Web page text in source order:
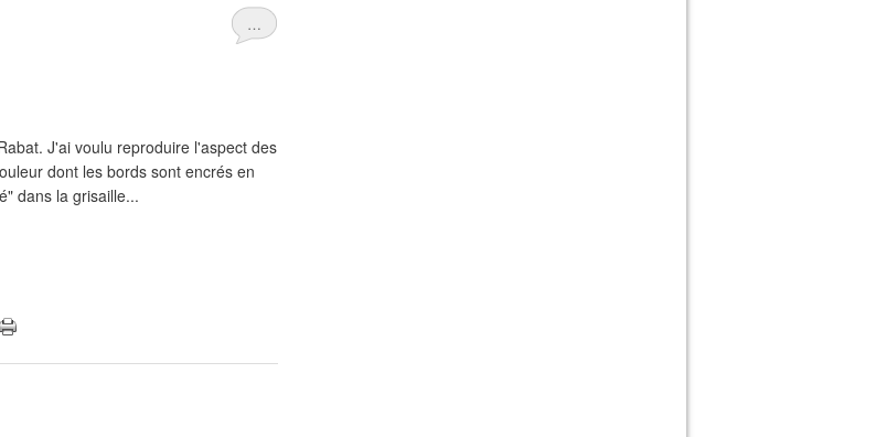
…
J'ai voulu reproduire l'aspect des
dont les bords sont encrés en
dans la grisaille...